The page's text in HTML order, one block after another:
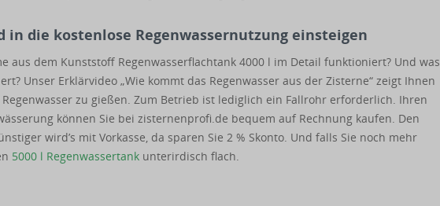
in die kostenlose Regenwassernutzung einsteigen
aus dem Kunststoff Regenwasserflachtank 4000 l im Detail funktioniert? Und was
Unser Erklärvideo „Wie kommt das Regenwasser aus der Zisterne“ zeigt Ihnen
zu gießen. Zum Betrieb ist lediglich ein Fallrohr erforderlich. Ihren
können Sie bei zisternenprofi.de bequem auf Rechnung kaufen. Den
wird’s mit Vorkasse, da sparen Sie 2 % Skonto. Und falls Sie noch mehr
5000 l Regenwassertank unterirdisch flach.